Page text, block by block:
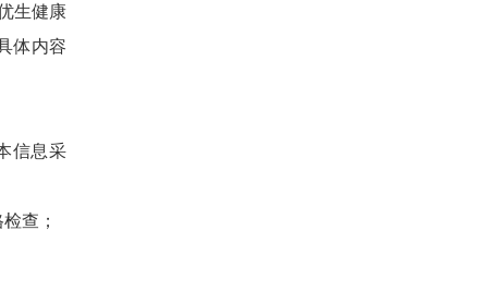
生健康
体内容
信息采
查；